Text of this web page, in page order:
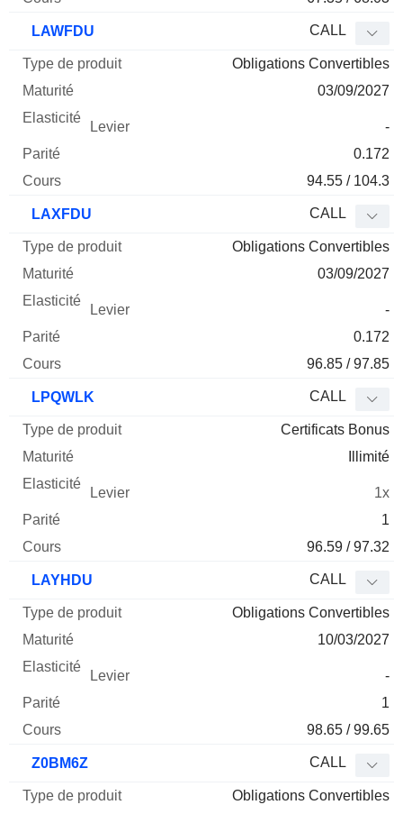
LAWFDU CALL
Obligations Convertibles
03/09/2027
-
0.172
94.55 / 104.3
LAXFDU CALL
Obligations Convertibles
03/09/2027
-
0.172
96.85 / 97.85
LPQWLK CALL
Certificats Bonus
Illimité
1x
1
96.59 / 97.32
LAYHDU CALL
Obligations Convertibles
10/03/2027
-
1
98.65 / 99.65
Z0BM6Z CALL
Obligations Convertibles